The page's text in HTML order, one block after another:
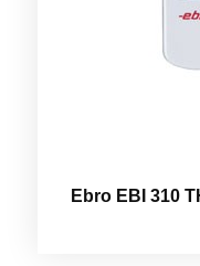
Ebro EBI 310